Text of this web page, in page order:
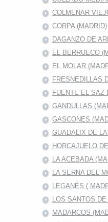
COLMENAR
CORPA (MADRID)
DAGANZO DE
EL BERRUECO
EL MOLAR
FRESNEDILLAS
FUENTE EL SAZ
GANDULLAS
GASCONES
GUADALIX DE
HORCAJUELO
LA ACEBADA
LA SERNA DEL
LEGANÉS (
LOS SANTOS
MADARCOS